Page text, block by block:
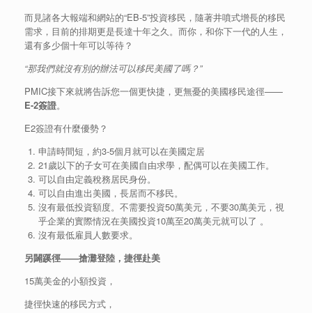
而見諸各大報端和網站的“EB-5”投資移民，隨著井噴式增長的移民
需求，目前的排期更是長達十年之久。而你，和你下一代的人生，
還有多少個十年可以等待？
“那我們就沒有別的辦法可以移民美國了嗎？”
PMIC接下來就將告訴您一個更快捷，更無憂的美國移民途徑——
E-2簽證。
E2簽證有什麼優勢？
申請時間短，約3-5個月就可以在美國定居
21歲以下的子女可在美國自由求學，配偶可以在美國工作。
可以自由定義稅務居民身份。
可以自由進出美國，長居而不移民。
沒有最低投資額度。不需要投資50萬美元，不要30萬美元，視
乎企業的實際情況在美國投資10萬至20萬美元就可以了 。
沒有最低雇員人數要求。
另闢蹊徑——搶灘登陸，捷徑赴美
15萬美金的小額投資，
捷徑快速的移民方式，